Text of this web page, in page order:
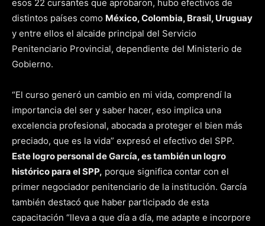
esos 22 cursantes que aprobaron, hubo efectivos de
distintos países como México, Colombia, Brasil, Uruguay
y entre ellos el alcaide principal del Servicio
Penitenciario Provincial, dependiente del Ministerio de
Gobierno.
“El curso generó un cambio en mi vida, comprendí la
importancia del ser y saber hacer, eso implica una
excelencia profesional, abocada a proteger el bien más
preciado, que es la vida” expresó el efectivo del SPP.
Este logro personal de García, es también un logro
histórico para el SPP, porque significa contar con el
primer negociador penitenciario de la institución. García
también destacó que haber participado de esta
capacitación “lleva a que día a día, me adapte e incorpore